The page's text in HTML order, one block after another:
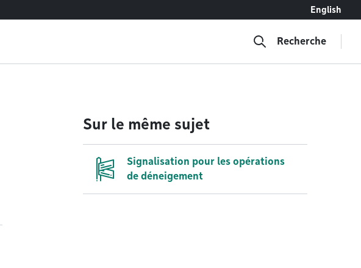
English
Recherche
Sur le même sujet
Signalisation pour les opérations
de déneigement